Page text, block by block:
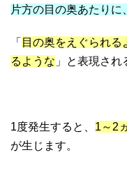
片方の目の奥あたり
「 目の奥をえぐられる
るような 」と表現され
1度発生すると、 1～2
が生じます。